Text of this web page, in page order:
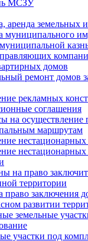
МСЗУ
аренда земельных
муниципального
домов
ремонт домов
рекламных
соглашения
на осуществление
маршрутам
нестационарных
нестационарных
на право
территории
право заключения
развитии
земельные
участки под